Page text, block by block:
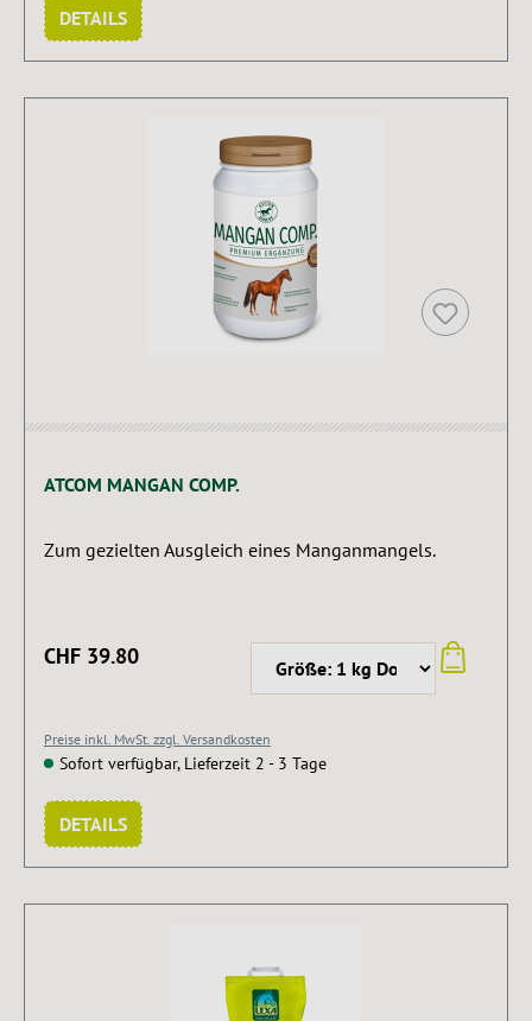
DETAILS
ATCOM MANGAN COMP.
Zum gezielten Ausgleich eines Manganmangels.
CHF 39.80
Preise inkl. MwSt. zzgl. Versandkosten
Sofort verfügbar, Lieferzeit 2 - 3 Tage
DETAILS